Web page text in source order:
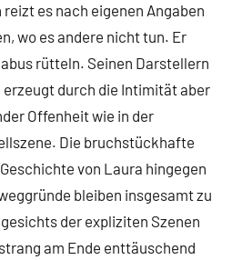
es nach eigenen Angaben
wo es andere nicht tun. Er
rütteln. Seinen Darstellern
erzeugt durch die Intimität aber
Offenheit wie in der
Die bruchstückhafte
von Laura hingegen
bleiben insgesamt zu
der expliziten Szenen
am Ende enttäuschend